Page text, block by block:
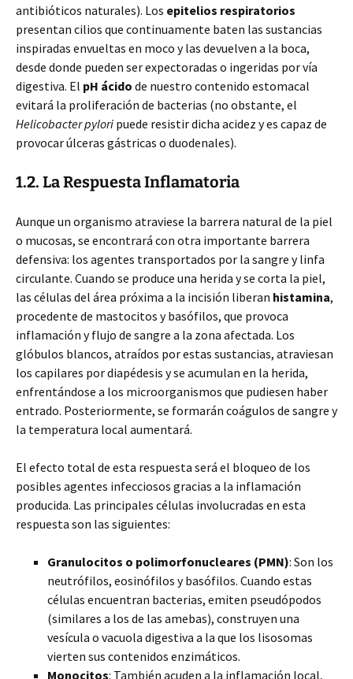
antibióticos naturales). Los epitelios respiratorios
presentan cilios que continuamente baten las sustancias
inspiradas envueltas en moco y las devuelven a la boca,
desde donde pueden ser expectoradas o ingeridas por vía
digestiva. El pH ácido de nuestro contenido estomacal
evitará la proliferación de bacterias (no obstante, el
Helicobacter pylori puede resistir dicha acidez y es capaz de
provocar úlceras gástricas o duodenales).
1.2. La Respuesta Inflamatoria
Aunque un organismo atraviese la barrera natural de la piel
o mucosas, se encontrará con otra importante barrera
defensiva: los agentes transportados por la sangre y linfa
circulante. Cuando se produce una herida y se corta la piel,
las células del área próxima a la incisión liberan histamina,
procedente de mastocitos y basófilos, que provoca
inflamación y flujo de sangre a la zona afectada. Los
glóbulos blancos, atraídos por estas sustancias, atraviesan
los capilares por diapédesis y se acumulan en la herida,
enfrentándose a los microorganismos que pudiesen haber
entrado. Posteriormente, se formarán coágulos de sangre y
la temperatura local aumentará.
El efecto total de esta respuesta será el bloqueo de los
posibles agentes infecciosos gracias a la inflamación
producida. Las principales células involucradas en esta
respuesta son las siguientes:
Granulocitos o polimorfonucleares (PMN): Son los
neutrófilos, eosinófilos y basófilos. Cuando estas
células encuentran bacterias, emiten pseudópodos
(similares a los de las amebas), construyen una
vesícula o vacuola digestiva a la que los lisosomas
vierten sus contenidos enzimáticos.
Monocitos: También acuden a la inflamación local,